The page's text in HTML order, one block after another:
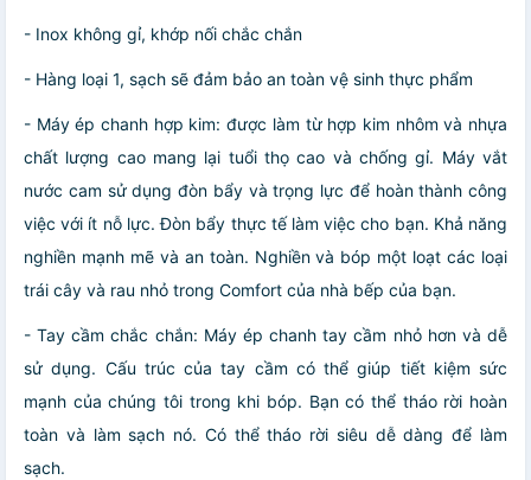
- Inox không gỉ, khớp nối chắc chắn
- Hàng loại 1, sạch sẽ đảm bảo an toàn vệ sinh thực phẩm
- Máy ép chanh hợp kim: được làm từ hợp kim nhôm và nhựa
chất lượng cao mang lại tuổi thọ cao và chống gỉ. Máy vắt
nước cam sử dụng đòn bẩy và trọng lực để hoàn thành công
việc với ít nỗ lực. Đòn bẩy thực tế làm việc cho bạn. Khả năng
nghiền mạnh mẽ và an toàn. Nghiền và bóp một loạt các loại
trái cây và rau nhỏ trong Comfort của nhà bếp của bạn.
- Tay cầm chắc chắn: Máy ép chanh tay cầm nhỏ hơn và dễ
sử dụng. Cấu trúc của tay cầm có thể giúp tiết kiệm sức
mạnh của chúng tôi trong khi bóp. Bạn có thể tháo rời hoàn
toàn và làm sạch nó. Có thể tháo rời siêu dễ dàng để làm
sạch.